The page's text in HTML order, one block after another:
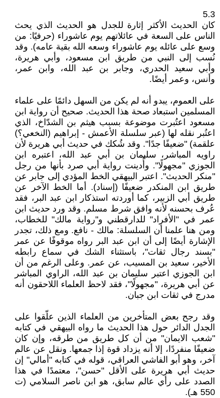
5.3
كان الحديث الأكثر إثارة للجدل هو الحديث الذي يحث
الناس على السعة في عائلاتهم يوم عاشوراء (حرفيًا: من
وسع على عائله يوم عاشوراء وسعه الله بقية عامه). وقد
نُسب إلى النبي من طريق ابن مسعود، وأبي هريرة،
وأبي سعيد الحدري، وجابر بن عبد الله، وابن عمر،
وأنس، وعمر أيضًا.
على العموم، يبدو أنه لم يكن من السهل دائمًا على علماء
المسلمين استبعاد صحة هذا الحديث. صحيح أن رواية ابن
مسعود اعتُبرت موضوعة بسبب هيثم بن الشدّاخ، الذي
اعتُبر نقله لها (عبر سلسلة الأعمش - إبراهيم (النخعي؟)
علقمة) "ضعيفًا جدًا". وقد شُكك في حديث أبي هريرة لأن
راويه المباشر، سليمان بن أبي عبد الله، اعتبره ابن
الجوزي "مجهولًا". وأُدينت رواية أبي صرد بأنها من رجل
"منكر الحديث". اعتبر البيهقي الخط المؤدي إلى جابر عن
طريق ابن المنكدر ضعيفًا (إسناد). أما الخط الآخر عن
طريق أبي الزبير، كما أوردته استذكار ابن عبد البر، فقد
عُرف بحسنه لأنه وافق شرط مسلم. وقد ورد حديث ابن
عمر في "الأفراد" للدارقطني و"رواية مالك" للخطاب،
ومن هنا علمنا أن السلسلة: مالك - نافع. ومع ذلك، تجدر
الإشارة أيضًا إلى أن ابن عبد البر رواه موقوفًا عن عمر
"بسند رجال ثقات"، باستثناء الشك في سماع رابطه
الأخير، سعيد بن المسيب، عن عمر. وعلى الرغم من أن
ابن الجوزي اعتبر سليمان بن عبد الله، الراوي المباشر
عن أبي هريرة، "مجهولًا"، فقد لاحظ العلماء اللاحقون أنه
مدرج في ثقات ابن جبان.
وقد رجح بعض المتأخرين من العلماء الذين علّقوا على
الجدل الدائر حول هذا الحديث ما رواه البيهقي في كتابه
"شعب الايمان" من أن كل طريق من طرقه، وإن كان
ضعيفًا منفردًا، إلا أنه يزداد قوة إذا جمعها. ونقل عن عالم
آخر، وهو أبو الفاشي العراقي، قوله في كتابه "أمالي" إن
حديث أبي هريرة على الأقل "حسن"، معتمدًا في هذا
الصدد على رأي عالم سابق، هو ابن ناصر السلامي (ت
550 هـ).